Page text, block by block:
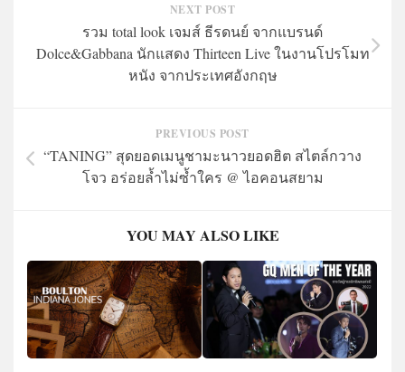
NEXT POST
รวม total look เจมส์ ธีรดนย์ จากแบรนด์
Dolce&Gabbana นักแสดง Thirteen Live ในงานโปรโมท
หนัง จากประเทศอังกฤษ
PREVIOUS POST
“TANING” สุดยอดเมนูชามะนาวยอดฮิต สไตล์กวาง
โจว อร่อยล้ำไม่ซ้ำใคร @ ไอคอนสยาม
YOU MAY ALSO LIKE